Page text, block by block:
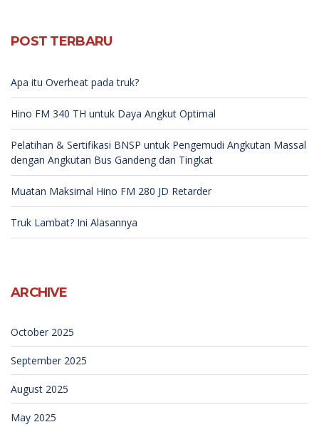
POST TERBARU
Apa itu Overheat pada truk?
Hino FM 340 TH untuk Daya Angkut Optimal
Pelatihan & Sertifikasi BNSP untuk Pengemudi Angkutan Massal
dengan Angkutan Bus Gandeng dan Tingkat
Muatan Maksimal Hino FM 280 JD Retarder
Truk Lambat? Ini Alasannya
ARCHIVE
October 2025
September 2025
August 2025
May 2025